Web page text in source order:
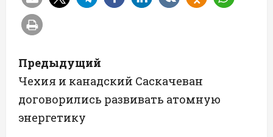
Н
а
в
Предыдущий
Чехия и канадский Саскачеван
договорились развивать атомную
энергетику